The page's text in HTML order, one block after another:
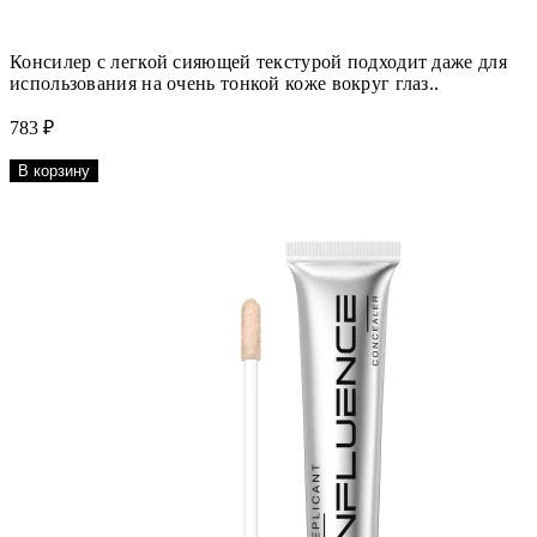
Консилер с легкой сияющей текстурой подходит даже для
использования на очень тонкой коже вокруг глаз..
783 ₽
В корзину